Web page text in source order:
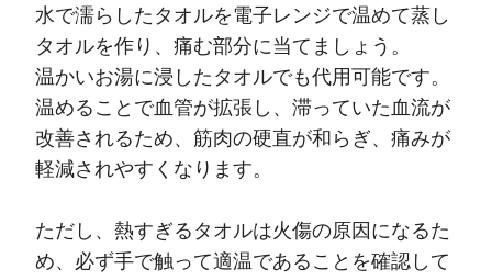
水で濡らしたタオルを電子レンジで温めて蒸し
タオルを作り、痛む部分に当てましょう。
温かいお湯に浸したタオルでも代用可能です。
温めることで血管が拡張し、滞っていた血流が
改善されるため、筋肉の硬直が和らぎ、痛みが
軽減されやすくなります。
ただし、熱すぎるタオルは火傷の原因になるた
め、必ず手で触って適温であることを確認して